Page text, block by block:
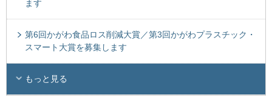
ます
第6回かがわ食品ロス削減大賞／第3回かがわプラスチック・
スマート大賞を募集します
もっと見る